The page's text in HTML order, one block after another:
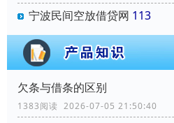
宁波民间空放借贷网 113
欠条与借条的区别
1383阅读 2026-07-05 21:50:40